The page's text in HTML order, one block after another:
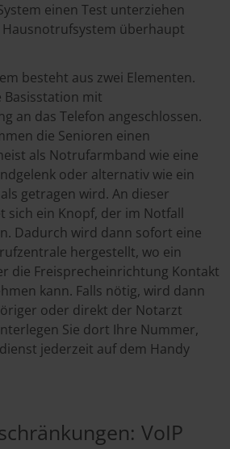
einen Test unterziehen
überhaupt
besteht aus zwei Elementen.
Basisstation mit
an das Telefon angeschlossen.
die Senioren einen
als Notrufarmband wie eine
oder alternativ wie ein
getragen wird. An dieser
sich ein Knopf, der im Notfall
Dadurch wird dann sofort eine
hergestellt, wo ein
die Freisprecheinrichtung Kontakt
kann. Falls nötig, wird dann
oder direkt der Notarzt
Sie dort Ihre Nummer,
jederzeit auf dem Handy
VoIP